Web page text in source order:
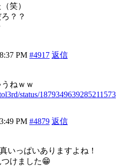
笑）
？？
PM #4917 返信
ねｗｗ
status/1879349639285211573
PM #4879 返信
いっぱいありますよね！
けました😁